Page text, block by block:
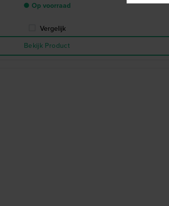
● Op voorraad
Vergelijk
Bekijk Product